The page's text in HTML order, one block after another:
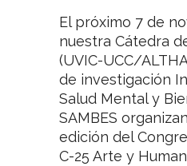
El próximo 7 de
nuestra Cátedra
(UVIC-UCC/
de investigación
Salud Mental y
SAMBES
edición del
C-25 Arte y